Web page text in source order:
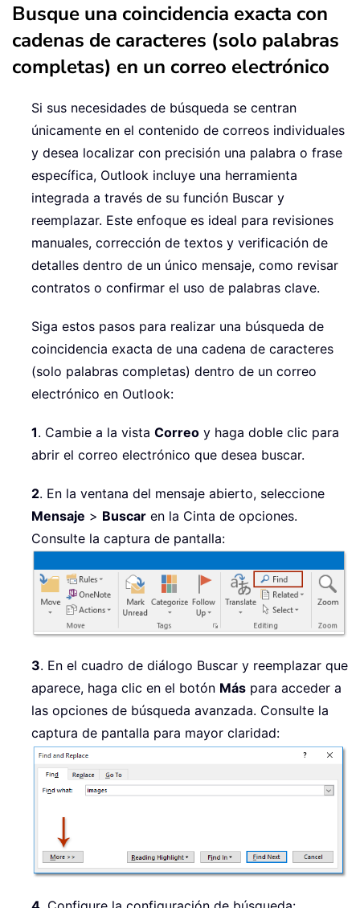
Busque una coincidencia exacta con
cadenas de caracteres (solo palabras
completas) en un correo electrónico
Si sus necesidades de búsqueda se centran
únicamente en el contenido de correos individuales
y desea localizar con precisión una palabra o frase
específica, Outlook incluye una herramienta
integrada a través de su función Buscar y
reemplazar. Este enfoque es ideal para revisiones
manuales, corrección de textos y verificación de
detalles dentro de un único mensaje, como revisar
contratos o confirmar el uso de palabras clave.
Siga estos pasos para realizar una búsqueda de
coincidencia exacta de una cadena de caracteres
(solo palabras completas) dentro de un correo
electrónico en Outlook:
1. Cambie a la vista Correo y haga doble clic para
abrir el correo electrónico que desea buscar.
2. En la ventana del mensaje abierto, seleccione
Mensaje > Buscar en la Cinta de opciones.
Consulte la captura de pantalla:
3. En el cuadro de diálogo Buscar y reemplazar que
aparece, haga clic en el botón Más para acceder a
las opciones de búsqueda avanzada. Consulte la
captura de pantalla para mayor claridad: